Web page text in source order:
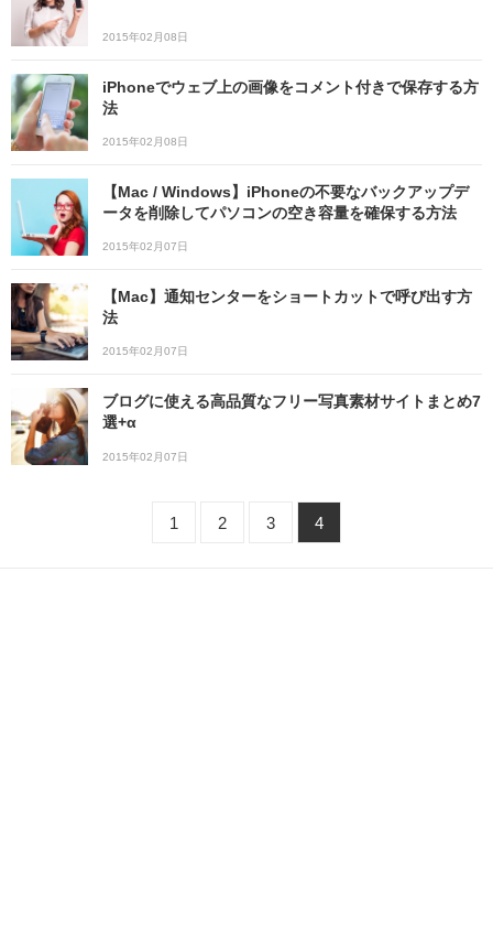
2015年02月08日
iPhoneでウェブ上の画像をコメント付きで保存する方
法
2015年02月08日
【Mac / Windows】iPhoneの不要なバックアップデ
ータを削除してパソコンの空き容量を確保する方法
2015年02月07日
【Mac】通知センターをショートカットで呼び出す方
法
2015年02月07日
ブログに使える高品質なフリー写真素材サイトまとめ7
選+α
2015年02月07日
1 2 3 4